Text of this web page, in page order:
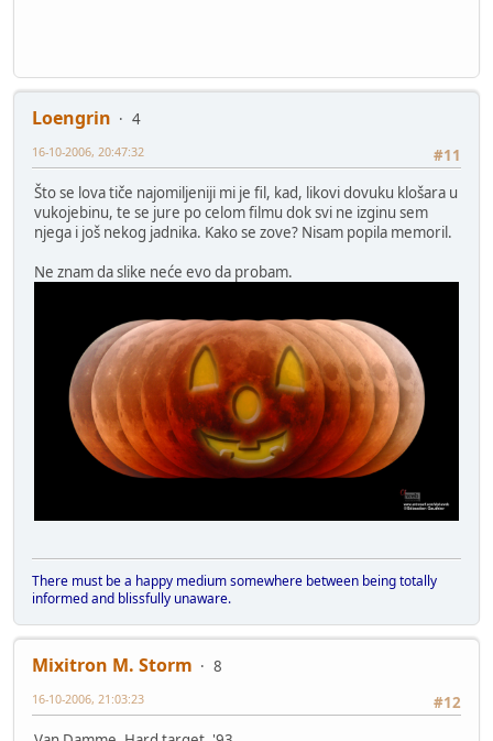
Loengrin
4
#11
16-10-2006, 20:47:32
Što se lova tiče najomiljeniji mi je fil, kad, likovi dovuku klošara u
vukojebinu, te se jure po celom filmu dok svi ne izginu sem
njega i još nekog jadnika. Kako se zove? Nisam popila memoril.
Ne znam da slike neće evo da probam.
There must be a happy medium somewhere between being totally
informed and blissfully unaware.
Mixitron M. Storm
8
#12
16-10-2006, 21:03:23